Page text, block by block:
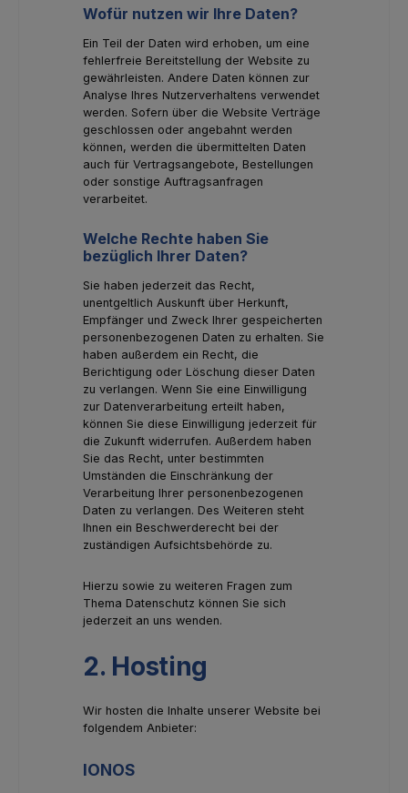
Wofür nutzen wir Ihre Daten?
Ein Teil der Daten wird erhoben, um eine
fehlerfreie Bereitstellung der Website zu
gewährleisten. Andere Daten können zur
Analyse Ihres Nutzerverhaltens verwendet
werden. Sofern über die Website Verträge
geschlossen oder angebahnt werden
können, werden die übermittelten Daten
auch für Vertragsangebote, Bestellungen
oder sonstige Auftragsanfragen
verarbeitet.
Welche Rechte haben Sie
bezüglich Ihrer Daten?
Sie haben jederzeit das Recht,
unentgeltlich Auskunft über Herkunft,
Empfänger und Zweck Ihrer gespeicherten
personenbezogenen Daten zu erhalten. Sie
haben außerdem ein Recht, die
Berichtigung oder Löschung dieser Daten
zu verlangen. Wenn Sie eine Einwilligung
zur Datenverarbeitung erteilt haben,
können Sie diese Einwilligung jederzeit für
die Zukunft widerrufen. Außerdem haben
Sie das Recht, unter bestimmten
Umständen die Einschränkung der
Verarbeitung Ihrer personenbezogenen
Daten zu verlangen. Des Weiteren steht
Ihnen ein Beschwerderecht bei der
zuständigen Aufsichtsbehörde zu.
Hierzu sowie zu weiteren Fragen zum
Thema Datenschutz können Sie sich
jederzeit an uns wenden.
2. Hosting
Wir hosten die Inhalte unserer Website bei
folgendem Anbieter:
IONOS